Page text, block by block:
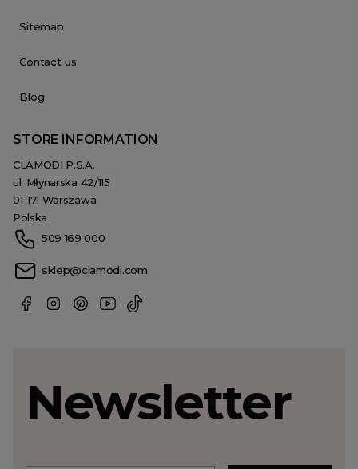
Sitemap
Contact us
Blog
STORE INFORMATION
CLAMODI P.S.A.
ul. Młynarska 42/115
01-171 Warszawa
Polska
509 169 000
sklep@clamodi.com
Newsletter